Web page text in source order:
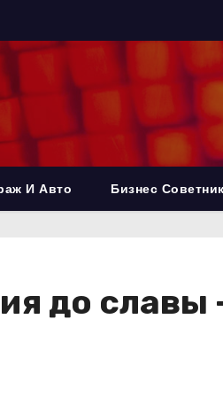
И Авто Бизнес Советник
до славы